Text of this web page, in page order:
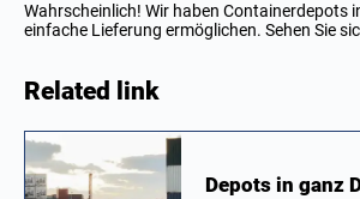
Wahrscheinlich! Wir haben Containerdepots
einfache Lieferung ermöglichen. Sehen Sie
Related link
Depots in ganz